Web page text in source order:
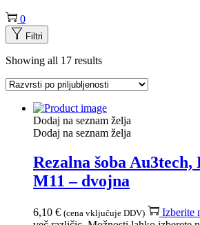
0
Filtri
Showing all 17 results
Dodaj na seznam želja
Dodaj na seznam želja
Rezalna šoba Au3tech,
M11 – dvojna
6,10 € (cena vključuje DDV) Izberite